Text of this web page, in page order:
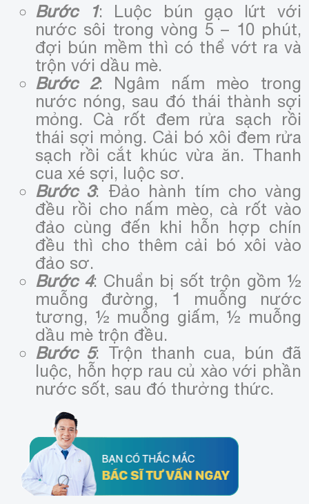
Bước 1: Luộc bún gạo lứt với
nước sôi trong vòng 5 – 10 phút,
đợi bún mềm thì có thể vớt ra và
trộn với dầu mè.
Bước 2: Ngâm nấm mèo trong
nước nóng, sau đó thái thành sợi
mỏng. Cà rốt đem rửa sạch rồi
thái sợi mỏng. Cải bó xôi đem rửa
sạch rồi cắt khúc vừa ăn. Thanh
cua xé sợi, luộc sơ.
Bước 3: Đảo hành tím cho vàng
đều rồi cho nấm mèo, cà rốt vào
đảo cùng đến khi hỗn hợp chín
đều thì cho thêm cải bó xôi vào
đảo sơ.
Bước 4: Chuẩn bị sốt trộn gồm ½
muỗng đường, 1 muỗng nước
tương, ½ muỗng giấm, ½ muỗng
dầu mè trộn đều.
Bước 5: Trộn thanh cua, bún đã
luộc, hỗn hợp rau củ xào với phần
nước sốt, sau đó thưởng thức.